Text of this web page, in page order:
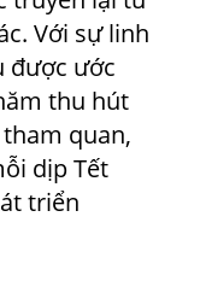
Với sự linh
được ước
thu hút
quan,
dịp Tết
triển